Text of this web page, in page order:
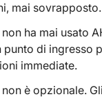
mai sovrapposto.
ha mai usato
punto di ingresso
immediate.
è opzionale. Gli